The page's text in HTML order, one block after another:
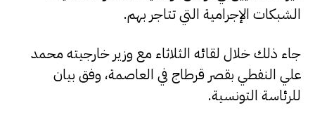
الشبكات الإجرامية التي تتاجر بهم.
جاء ذلك خلال لقائه الثلاثاء مع وزير خارجيته محمد
علي النفطي بقصر قرطاج في العاصمة، وفق بيان
للرئاسة التونسية.